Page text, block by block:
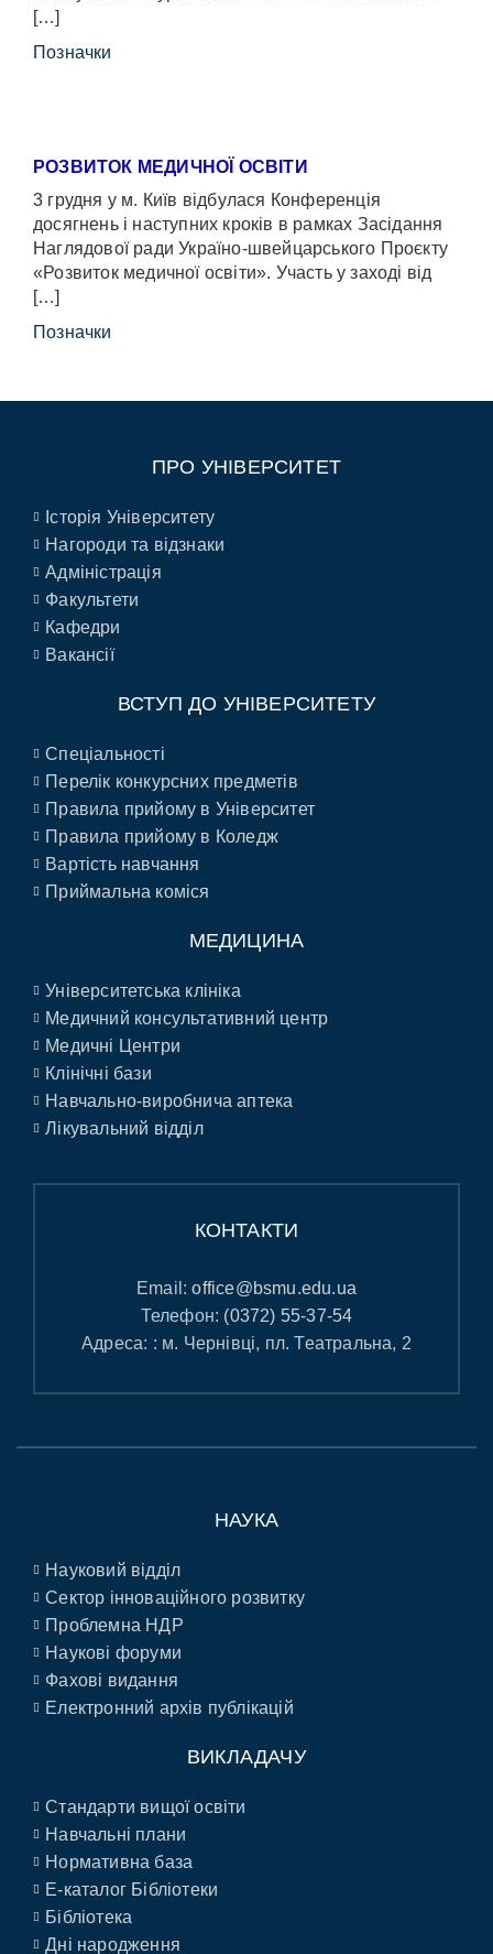
[…]
Позначки
РОЗВИТОК МЕДИЧНОЇ ОСВІТИ
3 грудня у м. Київ відбулася Конференція
досягнень і наступних кроків в рамках Засідання
Наглядової ради Україно-швейцарського Проєкту
«Розвиток медичної освіти». Участь у заході від
[…]
Позначки
ПРО УНІВЕРСИТЕТ
Історія Університету
Нагороди та відзнаки
Адміністрація
Факультети
Кафедри
Вакансії
ВСТУП ДО УНІВЕРСИТЕТУ
Спеціальності
Перелік конкурсних предметів
Правила прийому в Університет
Правила прийому в Коледж
Вартість навчання
Приймальна коміся
МЕДИЦИНА
Університетська клініка
Медичний консультативний центр
Медичні Центри
Клінічні бази
Навчально-виробнича аптека
Лікувальний відділ
КОНТАКТИ
Email:office@bsmu.edu.ua
Телефон: (0372) 55-37-54
Адреса: : м. Чернівці, пл. Театральна, 2
НАУКА
Науковий відділ
Сектор інноваційного розвитку
Проблемна НДР
Наукові форуми
Фахові видання
Електронний архів публікацій
ВИКЛАДАЧУ
Стандарти вищої освіти
Навчальні плани
Нормативна база
E-каталог Бібліотеки
Бібліотека
Дні народження